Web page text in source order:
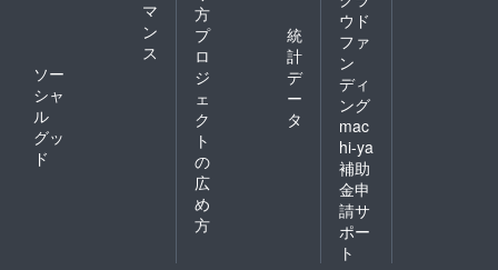
マ
ン
ス
ソー
シャ
ル
グッ
ド
方
プ
ロ
ジ
ェ
ク
ト
の
広
め
方
統
計
デ
ー
タ
ウド
ファ
ン
ディ
ング
mac
hi-ya
補助
金申
請サ
ポー
ト